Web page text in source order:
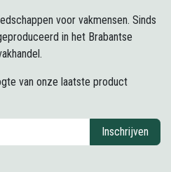
voor vakmensen. Sinds
in het Brabantse
van onze laatste product
Inschrijven